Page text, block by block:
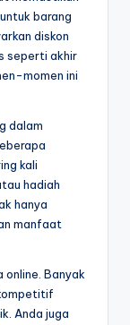
barang
diskon
seperti akhir
momen ini
dalam
kali
hadiah
hanya
manfaat
online. Banyak
Anda juga